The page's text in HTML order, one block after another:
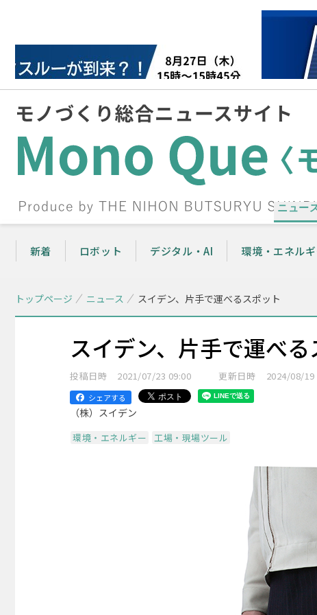
ニュー
新着 ロボット デジタル・AI 環境・エネル
トップページ ニュース スイデン、片手で運べるスポット
スイデン、片手で運べる
投稿日時 2021/07/23 09:00 更新日時 2024/08/19
シェアする
（株）スイデン
環境・エネルギー 工場・現場ツール